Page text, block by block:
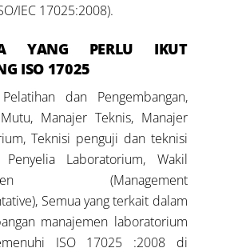
IEC 17025:2008).
YANG PERLU IKUT
ISO 17025
dan Pengembangan,
Manajer Teknis, Manajer
Teknisi penguji dan teknisi
Penyelia Laboratorium, Wakil
(Management
Semua yang terkait dalam
manajemen laboratorium
ISO 17025 :2008 di